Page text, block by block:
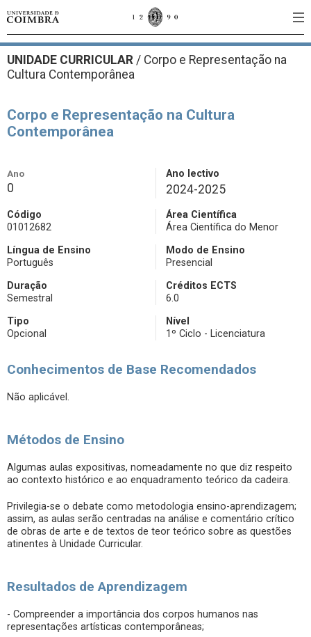
UNIDADE CURRICULAR / Corpo e Representação na
Cultura Contemporânea
Corpo e Representação na Cultura
Contemporânea
Ano
0
Ano lectivo
2024-2025
Código
01012682
Área Científica
Área Científica do Menor
Língua de Ensino
Português
Modo de Ensino
Presencial
Duração
Semestral
Créditos ECTS
6.0
Tipo
Opcional
Nível
1º Ciclo - Licenciatura
Conhecimentos de Base Recomendados
Não aplicável.
Métodos de Ensino
Algumas aulas expositivas, nomeadamente no que diz respeito
ao contexto histórico e ao enquadramento teórico da cadeira.
Privilegia-se o debate como metodologia ensino-aprendizagem;
assim, as aulas serão centradas na análise e comentário crítico
de obras de arte e de textos de teor teórico sobre as questões
atinentes à Unidade Curricular.
Resultados de Aprendizagem
- Compreender a importância dos corpos humanos nas
representações artísticas contemporâneas;